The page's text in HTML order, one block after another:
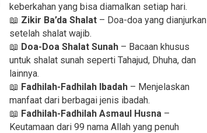
keberkahan yang bisa diamalkan setiap hari.
📖 Zikir Ba’da Shalat – Doa-doa yang dianjurkan
setelah shalat wajib.
📖 Doa-Doa Shalat Sunah – Bacaan khusus
untuk shalat sunah seperti Tahajud, Dhuha, dan
lainnya.
📖 Fadhilah-Fadhilah Ibadah – Menjelaskan
manfaat dari berbagai jenis ibadah.
📖 Fadhilah-Fadhilah Asmaul Husna –
Keutamaan dari 99 nama Allah yang penuh